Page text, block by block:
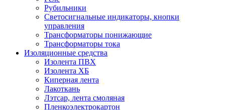
Рубильники
Светосигнальные индикаторы, кнопки
управления
Трансформаторы понижающие
Трансформаторы тока
Изоляционные средства
Изолента ПВХ
Изолента ХБ
Киперная лента
Лакоткань
Лэтсар, лента смоляная
Пленкоэлектрокартон